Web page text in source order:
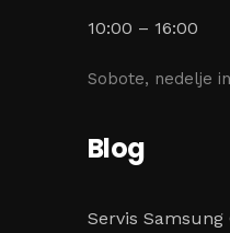
10:00 – 16:00
Sobote, nedelje
Blog
Servis Samsung